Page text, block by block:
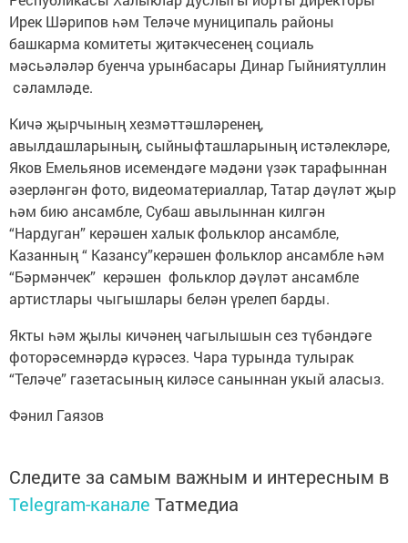
Ирек Шәрипов һәм Теләче муниципаль районы
башкарма комитеты җитәкчесенең социаль
мәсьәләләр буенча урынбасары Динар Гыйниятуллин
сәламләде.
Кичә җырчының хезмәттәшләренең,
авылдашларының, сыйныфташларының истәлекләре,
Яков Емельянов исемендәге мәдәни үзәк тарафыннан
әзерләнгән фото, видеоматериаллар, Татар дәүләт җыр
һәм бию ансамбле, Субаш авылыннан килгән
“Нардуган” керәшен халык фольклор ансамбле,
Казанның “ Казансу”керәшен фольклор ансамбле һәм
“Бәрмәнчек” керәшен фольклор дәүләт ансамбле
артистлары чыгышлары белән үрелеп барды.
Якты һәм җылы кичәнең чагылышын сез түбәндәге
фоторәсемнәрдә күрәсез. Чара турында тулырак
“Теләче” газетасының киләсе саныннан укый аласыз.
Фәнил Гаязов
Следите за самым важным и интересным в
Telegram-канале Татмедиа